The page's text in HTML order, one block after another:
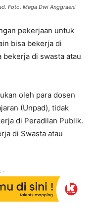
Foto. Mega Dwi Anggraeni
pekerjaan untuk
bisa bekerja di
di swasta atau
oleh para dosen
(Unpad), tidak
di Peradilan Publik.
di Swasta atau
-